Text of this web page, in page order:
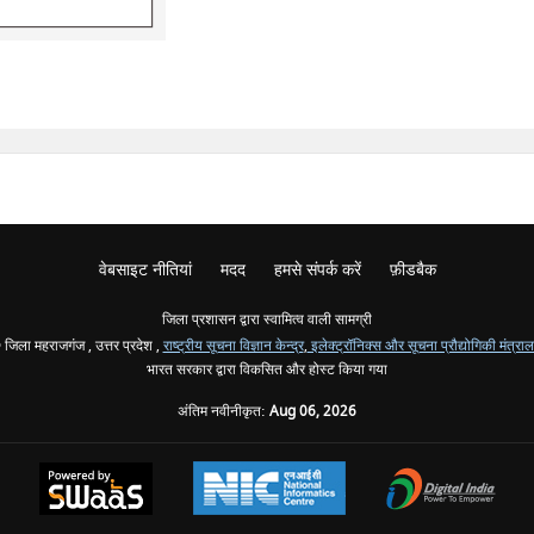
वेबसाइट नीतियां मदद हमसे संपर्क करें फ़ीडबैक
जिला प्रशासन द्वारा स्वामित्व वाली सामग्री
महराजगंज , उत्तर प्रदेश , राष्ट्रीय सूचना विज्ञान केन्द्र, इलेक्ट्रॉनिक्स और सूचना प्रौद्योगिकी
भारत सरकार द्वारा विकसित और होस्ट किया गया
अंतिम नवीनीकृत: Aug 06, 2026